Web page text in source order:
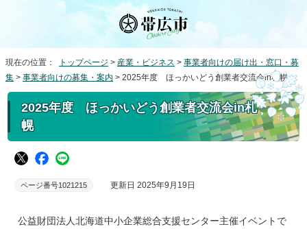
現在の位置： トップページ > 産業・ビジネス > 事業者向けの届け出・窓口・募
集 > 事業者向けの募集・案内 > 2025年度 ほっかいどう創業者交流会in札幌
2025年度 ほっかいどう創業者交流会in札
幌
ページ番号1021215 更新日 2025年9月19日
公益財団法人北海道中小企業総合支援センター主催イベントで